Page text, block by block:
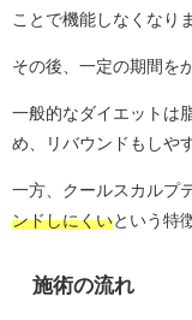
ことで機能しなくなり
その後、一定の期間を
一般的なダイエットは
め、リバウンドもしや
一方、クールスカルプ
ンドしにくいという特
施術の流れ